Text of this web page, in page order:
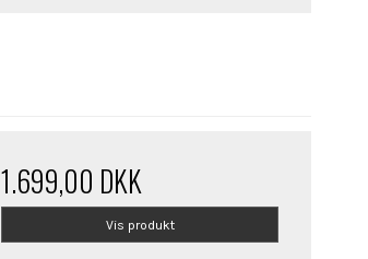
1.699,00 DKK
Vis produkt